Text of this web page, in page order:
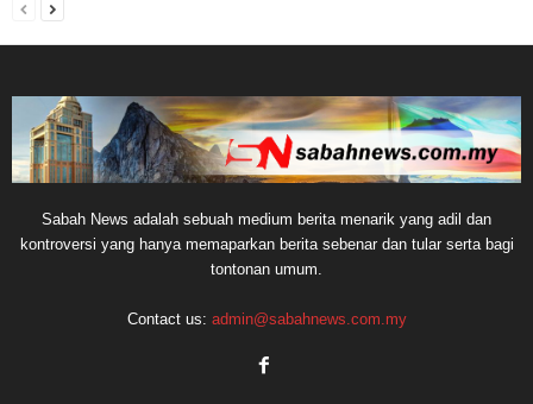
Sabah News adalah sebuah medium berita menarik yang adil dan
kontroversi yang hanya memaparkan berita sebenar dan tular serta bagi
tontonan umum.
Contact us: admin@sabahnews.com.my